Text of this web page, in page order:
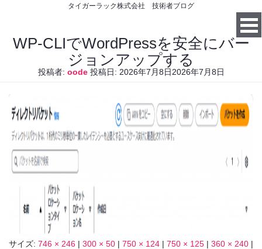
タイガーラック株式会社 技術者ブログ
WP-CLIでWordPressを安全にバー
ジョンアップする
投稿者: oode投稿日: 2026年7月8日2026年7月8日
サイズ: 746 × 246 | 300 × 50 | 750 × 124 | 750 × 125 | 360 × 240 |